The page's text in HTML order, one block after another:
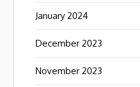
January 2024
December 2023
November 2023